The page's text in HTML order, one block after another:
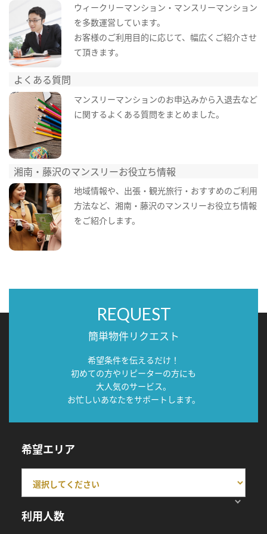
ウィークリーマンション・マンスリーマンション
を多数運営しています。
お客様のご利用目的に応じて、幅広くご紹介させ
て頂きます。
よくある質問
マンスリーマンションのお申込みから入退去など
に関するよくある質問をまとめました。
湘南・藤沢のマンスリーお役立ち情報
地域情報や、出張・観光旅行・おすすめのご利用
方法など、湘南・藤沢のマンスリーお役立ち情報
をご紹介します。
REQUEST
簡単物件リクエスト
希望条件を伝えるだけ！
初めての方やリピーターの方にも
大人気のサービス。
お忙しいあなたをサポートします。
希望エリア
利用人数